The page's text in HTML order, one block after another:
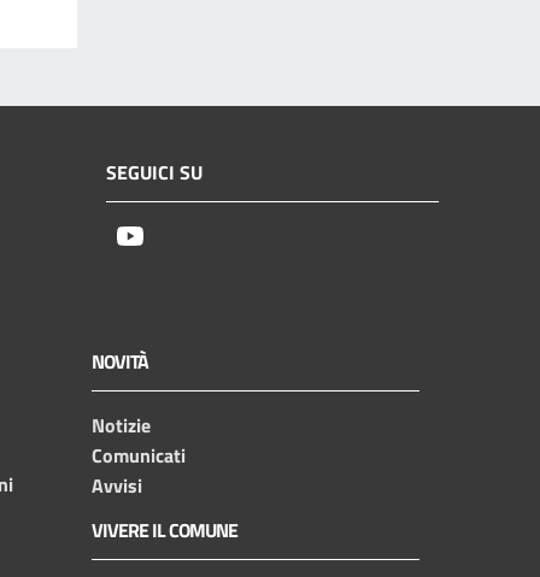
SEGUICI SU
NOVITÀ
Notizie
Comunicati
Avvisi
VIVERE IL COMUNE